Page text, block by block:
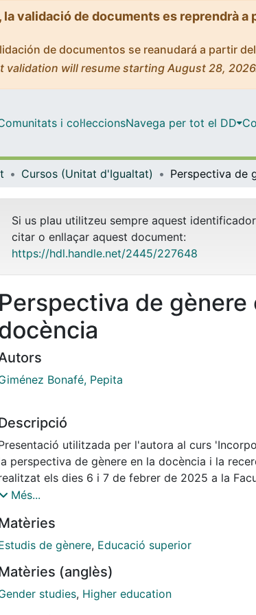
validació de documents es reprendrà
de documentos se reanudará a partir
validation will resume starting August 28,
i col·leccionsNavega per tot el DD
Cursos (Unitat d'Igualtat)
Si us plau utilitzeu sempre aquest
citar o enllaçar aquest document:
https://hdl.handle.net/2445/227648
Perspectiva de gènere
Bonafé, Pepita
utilitzada per l'autora al curs
perspectiva de gènere en la docència i la
els dies 6 i 7 de febrer de 2025 a la
d'Informació i Mitjans Audiovisuals (UB).
Més...
de gènere, Educació superior
(anglès)
studies, Higher education